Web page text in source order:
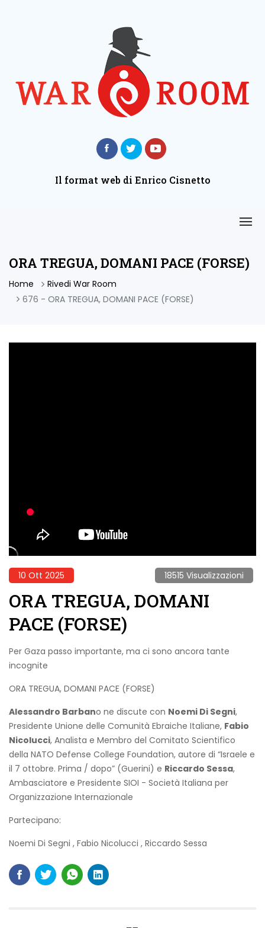
Il format web di Enrico Cisnetto
ORA TREGUA, DOMANI PACE (FORSE)
Home
Rivedi War Room
676 - ORA TREGUA, DOMANI PACE (FORSE)
10 Ott 2025 18515 Visualizzazioni
ORA TREGUA, DOMANI
PACE (FORSE)
Per Gaza passo importante, ma ci sono ancora tante
incognite
ORA TREGUA, DOMANI PACE (FORSE)
Alessandro Barbano ne discute con Noemi Di Segni,
Presidente Unione delle Comunità Ebraiche Italiane, Fabio
Nicolucci, Analista e Membro del Comitato Scientifico
della NATO Defense College Foundation, autore di “Israele e
il 7 ottobre. Prima / dopo” (Guerini) e Riccardo Sessa,
Ambasciatore e Presidente SIOI - Società Italiana per
Organizzazione Internazionale
Partecipano:
Noemi Di Segni , Fabio Nicolucci , Riccardo Sessa